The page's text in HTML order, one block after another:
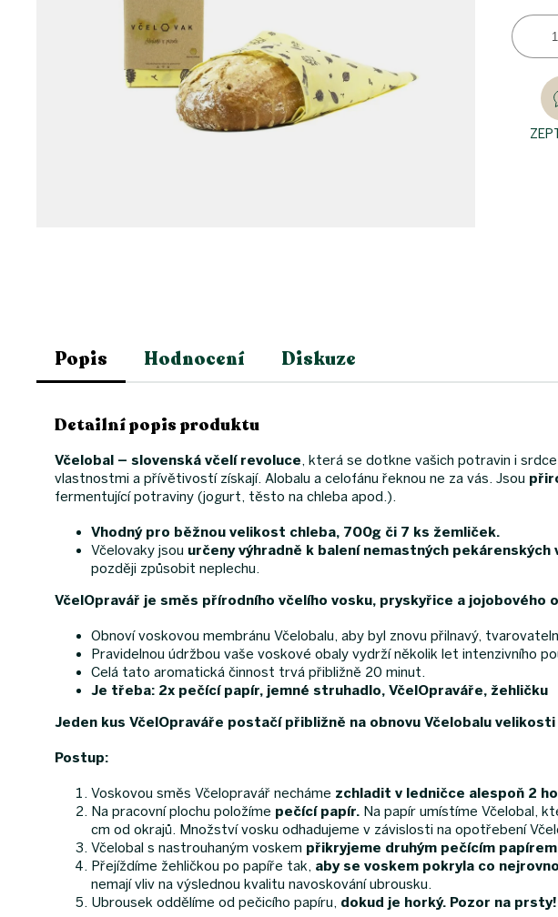
Popis Hodnocení Diskuze
Detailní popis produktu
Včelobal – slovenská včelí revoluce , která se dotkne vašich potravin i
vlastnostmi a přívětivostí získají. Alobalu a celofánu řeknou ne za vás. Jsou
fermentující potraviny (jogurt, těsto na chleba apod.).
Vhodný pro běžnou velikost chleba, 700g či 7 ks žemliček.
Včelovaky jsou určeny výhradně k balení nemastných pekárenských
později způsobit neplechu.
VčelOpravář je směs přírodního včelího vosku, pryskyřice a jojobového
Obnoví voskovou membránu Včelobalu, aby byl znovu přilnavý,
Pravidelnou údržbou vaše voskové obaly vydrží několik let intenzivního
Celá tato aromatická činnost trvá přibližně 20 minut.
Je třeba: 2x pečící papír, jemné struhadlo, VčelOpraváře, žehličku
Jeden kus VčelOpraváře postačí přibližně na obnovu Včelobalu velikosti
Postup:
Voskovou směs Včelopravář necháme zchladit v ledničce alespoň 2
Na pracovní plochu položíme pečící papír. Na papír umístíme Včelobal,
cm od okrajů. Množství vosku odhadujeme v závislosti na opotřebení
Včelobal s nastrouhaným voskem přikryjeme druhým pečícím
Přejíždíme žehličkou po papíře tak, aby se voskem pokryla co
nemají vliv na výslednou kvalitu navoskování ubrousku.
Ubrousek oddělíme od pečicího papíru, dokud je horký. Pozor na prsty!